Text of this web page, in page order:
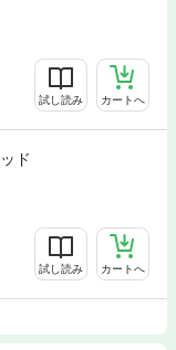
試し読み カートへ
ド
試し読み カートへ